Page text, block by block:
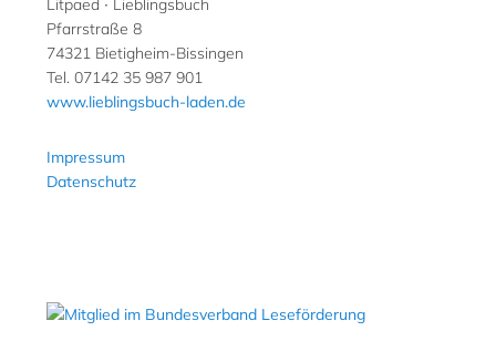
Litpaed ∙ Lieblingsbuch
Pfarrstraße 8
74321 Bietigheim-Bissingen
Tel. 07142 35 987 901
www.lieblingsbuch-laden.de
Impressum
Datenschutz